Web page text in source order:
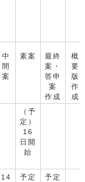
中
間
案
素案
最終
案・
答申
案
作成
概
要
版
作
成
（予
定）
16
日開
始
14
予定 予定